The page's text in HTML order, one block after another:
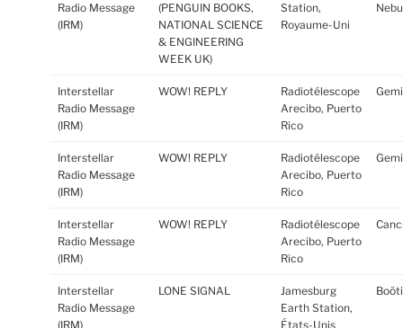
Radio Message
(IRM)
(PENGUIN BOOKS,
NATIONAL SCIENCE
& ENGINEERING
WEEK UK)
Station,
Royaume-Uni
Interstellar
Radio Message
(IRM)
WOW! REPLY
Radiotélescope
Arecibo, Puerto
Rico
Interstellar
Radio Message
(IRM)
WOW! REPLY
Radiotélescope
Arecibo, Puerto
Rico
Interstellar
Radio Message
(IRM)
WOW! REPLY
Radiotélescope
Arecibo, Puerto
Rico
Interstellar
Radio Message
(IRM)
LONE SIGNAL
Jamesburg
Earth Station,
États-Unis